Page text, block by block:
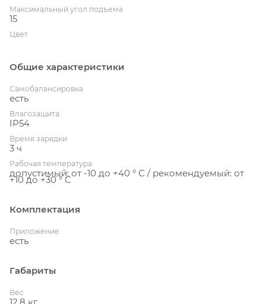
Максимальный угол подъема
15
Цвет
Общие характеристики
Cамобалансировка
есть
Влагозащита
IP54
Время зарядки
3 ч
Рабочая температура
допустимый: от -10 до +40 ° С / рекомендуемый: от
+10 до +30 ° С
Комплектация
Приложение
есть
Габариты
Вес
12.8 кг